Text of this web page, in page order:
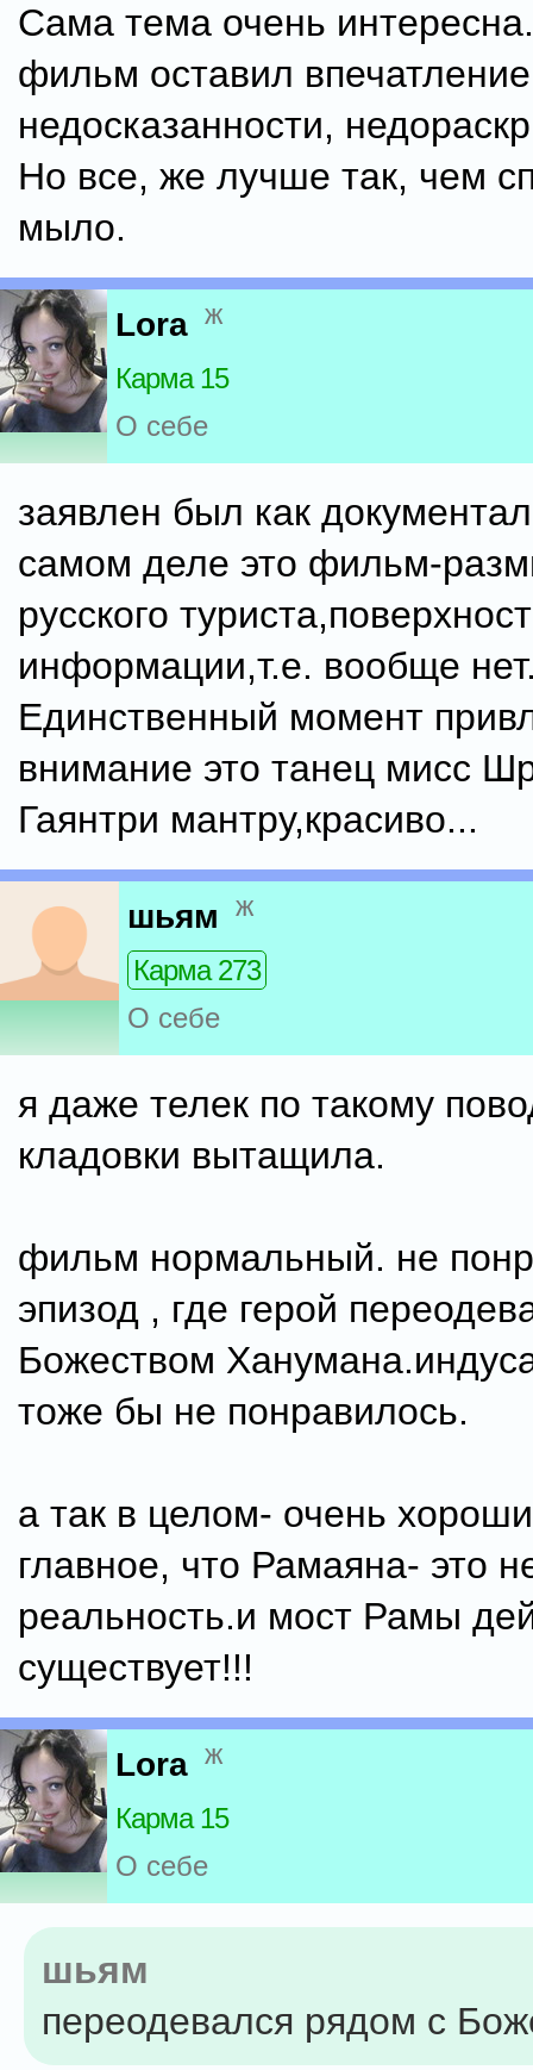
Сама тема очень
фильм оставил
недосказанности,
Но все, же лучше так, чем
мыло.
Lora ж
Карма 15
О себе
заявлен был как
самом деле это фильм-
русского
информации,т.е. вообще
Единственный момент
внимание это танец мисс
Гаянтри мантру,красиво...
шьям ж
Карма 273
О себе
я даже телек по такому
кладовки вытащила.
фильм нормальный. не
эпизод , где герой
Божеством
тоже бы не понравилось.
а так в целом- очень
главное, что Рамаяна- это
реальность.и мост Рамы
существует!!!
Lora ж
Карма 15
О себе
шьям
переодевался рядом с